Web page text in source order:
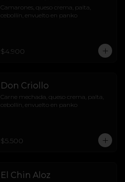
Camarones, queso crema, palta,
cebollín, envuelto en panko
$4.900
Don Criollo
Carne mechada, queso crema, palta,
cebollín, envuelto en panko
$5.500
El Chin Aloz